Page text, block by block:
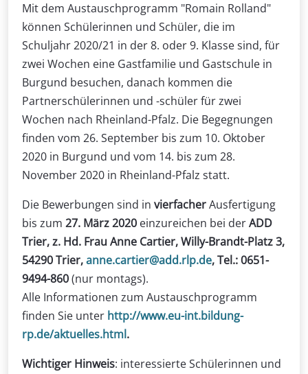
Mit dem Austauschprogramm "Romain Rolland"
können Schülerinnen und Schüler, die im
Schuljahr 2020/21 in der 8. oder 9. Klasse sind, für
zwei Wochen eine Gastfamilie und Gastschule in
Burgund besuchen, danach kommen die
Partnerschülerinnen und -schüler für zwei
Wochen nach Rheinland-Pfalz. Die Begegnungen
finden vom 26. September bis zum 10. Oktober
2020 in Burgund und vom 14. bis zum 28.
November 2020 in Rheinland-Pfalz statt.
Die Bewerbungen sind in vierfacherAusfertigung
bis zum 27. März 2020 einzureichen bei derADD
Trier, z. Hd. Frau Anne Cartier, Willy-Brandt-Platz 3,
54290 Trier,anne.cartier@add.rlp.de, Tel.: 0651-
9494-860(nur montags).
Alle Informationen zum Austauschprogramm
finden Sie unter http://www.eu-int.bildung-
rp.de/aktuelles.html.
Wichtiger Hinweis: interessierte Schülerinnen und